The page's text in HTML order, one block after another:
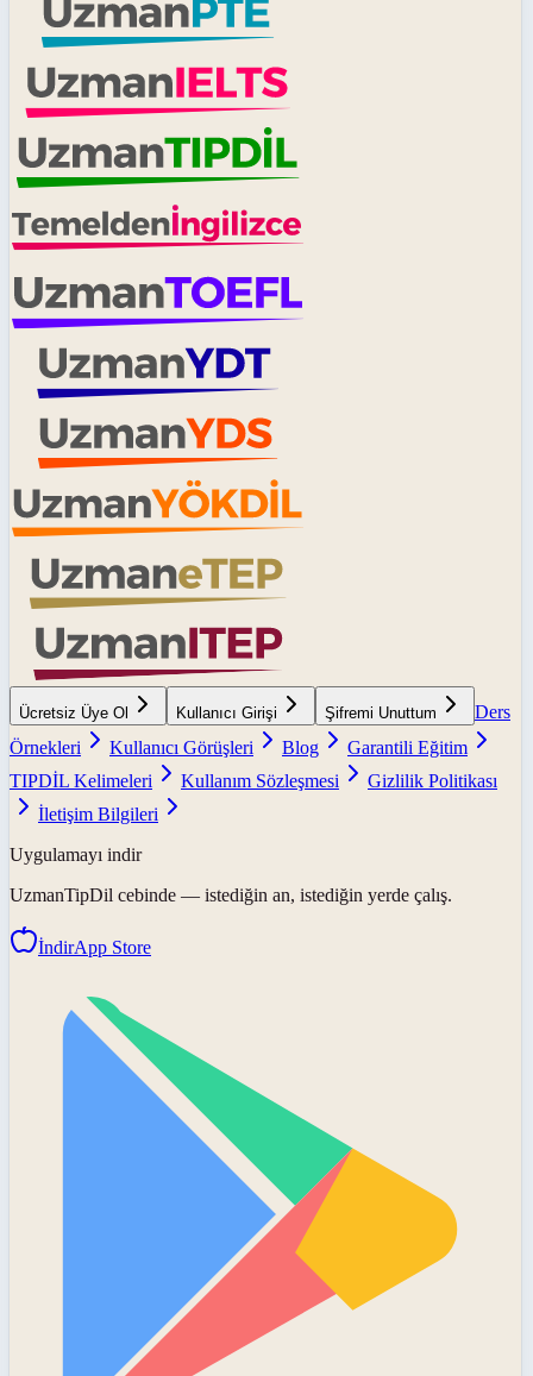
Ücretsiz Üye Ol Kullanıcı Girişi Şifremi Unuttum
Ders
Örnekleri
Kullanıcı Görüşleri Blog
Garantili Eğitim
TIPDİL Kelimeleri
Kullanım Sözleşmesi
Gizlilik Politikası
İletişim Bilgileri
Uygulamayı indir
UzmanTipDil cebinde — istediğin an, istediğin yerde çalış.
İndirApp Store